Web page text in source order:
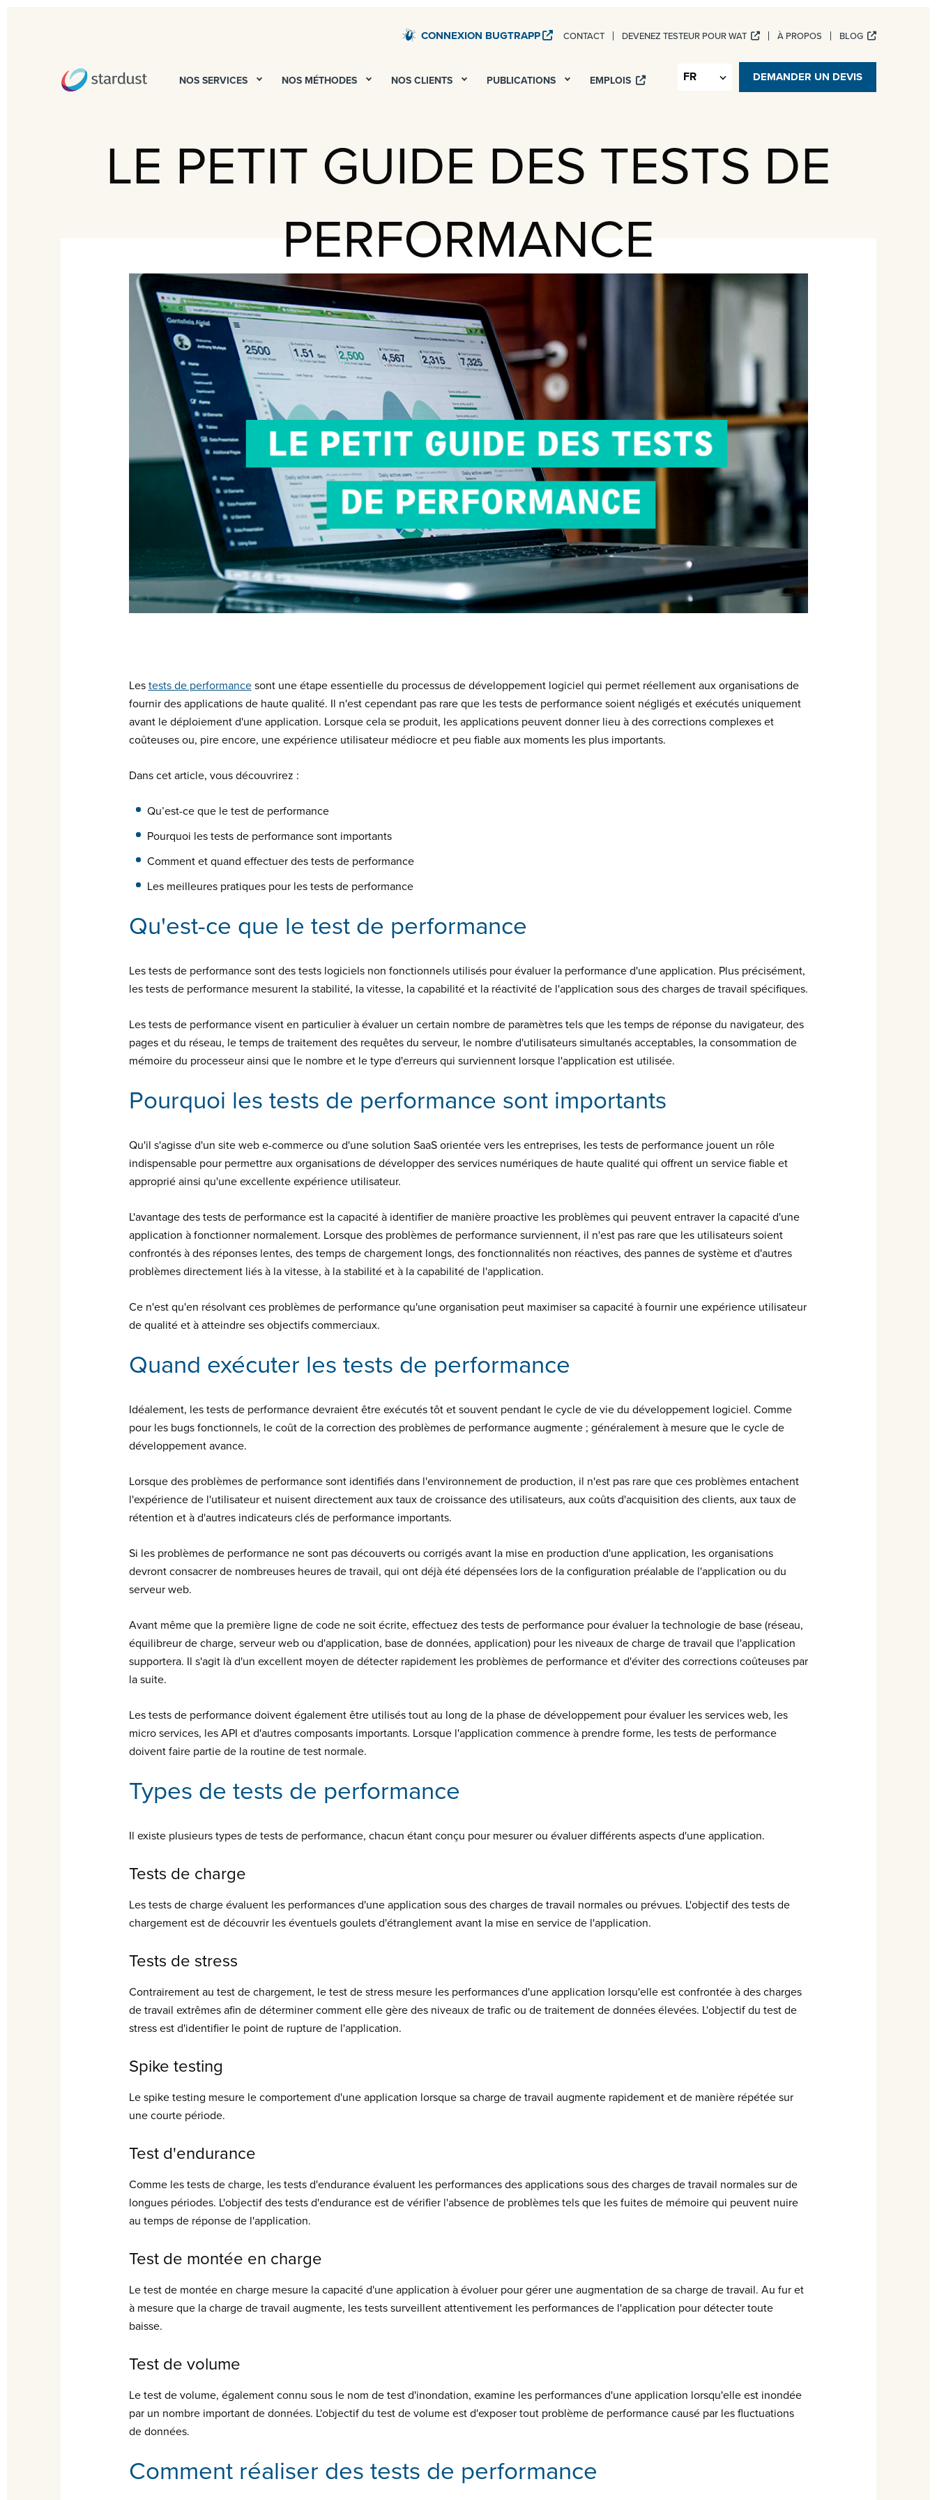
CONNEXION BUGTRAPP CONTACT DEVENEZ TESTEUR POUR WAT À PROPOS BLOG
NOS SERVICES NOS MÉTHODES NOS CLIENTS PUBLICATIONS EMPLOIS DEMANDER UN DEVIS
LE PETIT GUIDE DES TESTS DE
PERFORMANCE
Lestests de performancesont une étape essentielle du processus de développement logiciel qui permet réellement aux organisations de
fournir des applications de haute qualité. Il n'est cependant pas rare que les tests de performance soient négligés et exécutés uniquement
avant le déploiement d'une application. Lorsque cela se produit, les applications peuvent donner lieu à des corrections complexes et
coûteuses ou, pire encore, une expérience utilisateur médiocre et peu fiable aux moments les plus importants.
Dans cet article, vous découvrirez :
Qu’est-ce que le test de performance
Pourquoi les tests de performance sont importants
Comment et quand effectuer des tests de performance
Les meilleures pratiques pour les tests de performance
Qu'est-ce que le test de performance
Les tests de performance sont des tests logiciels non fonctionnels utilisés pour évaluer la performance d'une application. Plus précisément,
les tests de performance mesurent la stabilité, la vitesse, la capabilité et la réactivité de l'application sous des charges de travail spécifiques.
Les tests de performance visent en particulier à évaluer un certain nombre de paramètres tels que les temps de réponse du navigateur, des
pages et du réseau, le temps de traitement des requêtes du serveur, le nombre d'utilisateurs simultanés acceptables, la consommation de
mémoire du processeur ainsi que le nombre et le type d'erreurs qui surviennent lorsque l'application est utilisée.
Pourquoi les tests de performance sont importants
Qu'il s'agisse d'un site web e-commerce ou d'une solution SaaS orientée vers les entreprises, les tests de performance jouent un rôle
indispensable pour permettre aux organisations de développer des services numériques de haute qualité qui offrent un service fiable et
approprié ainsi qu'une excellente expérience utilisateur.
L'avantage des tests de performance est la capacité à identifier de manière proactive les problèmes qui peuvent entraver la capacité d'une
application à fonctionner normalement. Lorsque des problèmes de performance surviennent, il n'est pas rare que les utilisateurs soient
confrontés à des réponses lentes, des temps de chargement longs, des fonctionnalités non réactives, des pannes de système et d'autres
problèmes directement liés à la vitesse, à la stabilité et à la capabilité de l'application.
Ce n'est qu'en résolvant ces problèmes de performance qu'une organisation peut maximiser sa capacité à fournir une expérience utilisateur
de qualité et à atteindre ses objectifs commerciaux.
Quand exécuter les tests de performance
Idéalement, les tests de performance devraient être exécutés tôt et souvent pendant le cycle de vie du développement logiciel. Comme
pour les bugs fonctionnels, le coût de la correction des problèmes de performance augmente ; généralement à mesure que le cycle de
développement avance.
Lorsque des problèmes de performance sont identifiés dans l'environnement de production, il n'est pas rare que ces problèmes entachent
l'expérience de l'utilisateur et nuisent directement aux taux de croissance des utilisateurs, aux coûts d'acquisition des clients, aux taux de
rétention et à d'autres indicateurs clés de performance importants.
Si les problèmes de performance ne sont pas découverts ou corrigés avant la mise en production d'une application, les organisations
devront consacrer de nombreuses heures de travail, qui ont déjà été dépensées lors de la configuration préalable de l'application ou du
serveur web.
Avant même que la première ligne de code ne soit écrite, effectuez des tests de performance pour évaluer la technologie de base (réseau,
équilibreur de charge, serveur web ou d'application, base de données, application) pour les niveaux de charge de travail que l'application
supportera. Il s'agit là d'un excellent moyen de détecter rapidement les problèmes de performance et d'éviter des corrections coûteuses par
la suite.
Les tests de performance doivent également être utilisés tout au long de la phase de développement pour évaluer les services web, les
micro services, les API et d'autres composants importants. Lorsque l'application commence à prendre forme, les tests de performance
doivent faire partie de la routine de test normale.
Types de tests de performance
Il existe plusieurs types de tests de performance, chacun étant conçu pour mesurer ou évaluer différents aspects d'une application.
Tests de charge
Les tests de charge évaluent les performances d'une application sous des charges de travail normales ou prévues. L'objectif des tests de
chargement est de découvrir les éventuels goulets d'étranglement avant la mise en service de l'application.
Tests de stress
Contrairement au test de chargement, le test de stress mesure les performances d'une application lorsqu'elle est confrontée à des charges
de travail extrêmes afin de déterminer comment elle gère des niveaux de trafic ou de traitement de données élevées. L'objectif du test de
stress est d'identifier le point de rupture de l'application.
Spike testing
Le spike testing mesure le comportement d'une application lorsque sa charge de travail augmente rapidement et de manière répétée sur
une courte période.
Test d'endurance
Comme les tests de charge, les tests d'endurance évaluent les performances des applications sous des charges de travail normales sur de
longues périodes. L'objectif des tests d'endurance est de vérifier l'absence de problèmes tels que les fuites de mémoire qui peuvent nuire
au temps de réponse de l'application.
Test de montée en charge
Le test de montée en charge mesure la capacité d'une application à évoluer pour gérer une augmentation de sa charge de travail. Au fur et
à mesure que la charge de travail augmente, les tests surveillent attentivement les performances de l'application pour détecter toute
baisse.
Test de volume
Le test de volume, également connu sous le nom de test d'inondation, examine les performances d'une application lorsqu'elle est inondée
par un nombre important de données. L'objectif du test de volume est d'exposer tout problème de performance causé par les fluctuations
de données.
Comment réaliser des tests de performance